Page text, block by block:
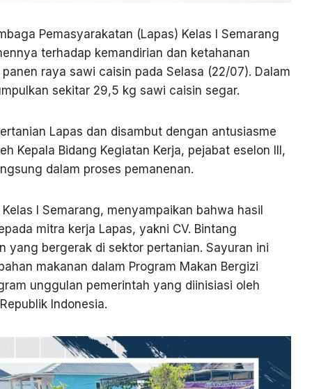
Pemasyarakatan (Lapas) Kelas I Semarang
terhadap kemandirian dan ketahanan
raya sawi caisin pada Selasa (22/07). Dalam
sekitar 29,5 kg sawi caisin segar.
Lapas dan disambut dengan antusiasme
Kepala Bidang Kegiatan Kerja, pejabat eselon III,
dalam proses pemanenan.
I Semarang, menyampaikan bahwa hasil
mitra kerja Lapas, yakni CV. Bintang
yang bergerak di sektor pertanian. Sayuran ini
makanan dalam Program Makan Bergizi
unggulan pemerintah yang diinisiasi oleh
Indonesia.